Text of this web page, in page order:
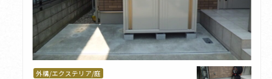
外構/エクステリア/庭